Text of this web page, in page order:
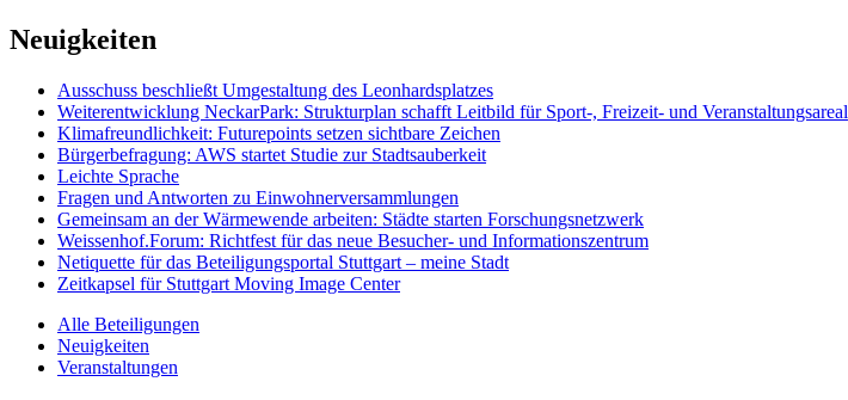
Neuigkeiten
Ausschuss beschließt Umgestaltung des Leonhards­platzes
Weiterentwicklung NeckarPark: Strukturplan schafft Leitbild für Sport-, Freizeit- und Veranstaltungsareal
Klimafreundlichkeit: Futurepoints setzen sichtbare Zeichen
Bürgerbefragung: AWS startet Studie zur Stadtsauberkeit
Leichte Sprache
Fragen und Antworten zu Einwohnerversammlungen
Gemeinsam an der Wärmewende arbeiten: Städte starten Forschungsnetzwerk
Weissenhof.Forum: Richtfest für das neue Besucher- und Informationszentrum
Netiquette für das Beteiligungsportal Stuttgart – meine Stadt
Zeitkapsel für Stuttgart Moving Image Center
Alle Beteiligungen
Neuigkeiten
Veranstaltungen